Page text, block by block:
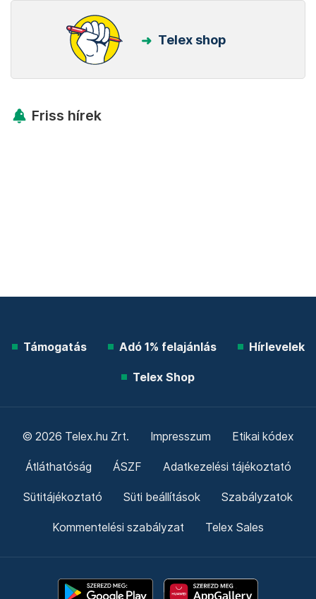
Telex shop
Friss hírek
Támogatás Adó 1% felajánlás Hírlevelek
Telex Shop
© 2026 Telex.hu Zrt. Impresszum Etikai kódex
Átláthatóság ÁSZF Adatkezelési tájékoztató
Sütitájékoztató Süti beállítások Szabályzatok
Kommentelési szabályzat Telex Sales